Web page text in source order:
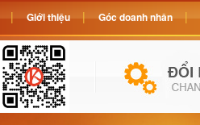
Giới thiệu Góc doanh nhân